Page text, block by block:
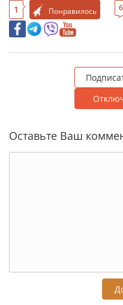
1 Понравилось
Оставьте Ваш